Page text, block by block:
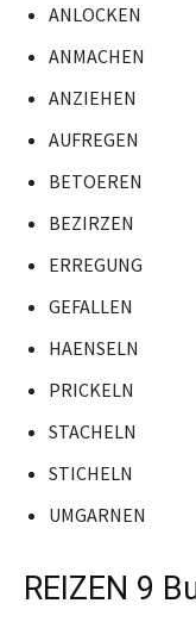
ANLOCKEN
ANMACHEN
ANZIEHEN
AUFREGEN
BETOEREN
BEZIRZEN
ERREGUNG
GEFALLEN
HAENSELN
PRICKELN
STACHELN
STICHELN
UMGARNEN
REIZEN 9